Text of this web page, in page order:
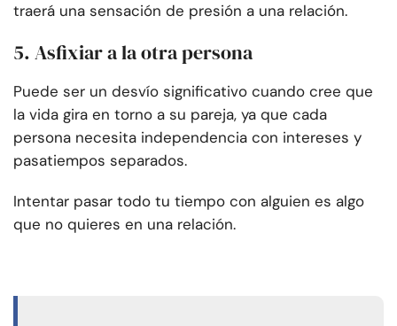
traerá una sensación de presión a una relación.
5. Asfixiar a la otra persona
Puede ser un desvío significativo cuando cree que
la vida gira en torno a su pareja, ya que cada
persona necesita independencia con intereses y
pasatiempos separados.
Intentar pasar todo tu tiempo con alguien es algo
que no quieres en una relación.